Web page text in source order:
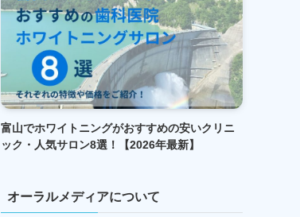
富山でホワイトニングがおすすめの安いクリニ
ック・人気サロン8選！【2026年最新】
オーラルメディアについて